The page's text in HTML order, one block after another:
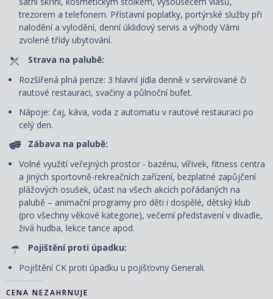
trezorem a telefonem. Přístavní poplatky, portýrské služby při
nalodění a vylodění, denní úklidový servis a výhody Vámi
zvolené třídy ubytování.
Strava na palubě:
Rozšířená plná penze: 3 hlavní jídla denně v servírované či
rautové restauraci, svačiny a půlnoční bufet.
Nápoje: čaj, káva, voda z automatu v rautové restauraci po
celý den.
Zábava na palubě:
Volné využití veřejných prostor - bazénu, vířivek, fitness centra
a jiných sportovně-rekreačních zařízení, bezplatné zapůjčení
plážových osušek, účast na všech akcích pořádaných na
palubě – animační programy pro děti i dospělé, dětský klub
(pro všechny věkové kategorie), večerní představení v divadle,
živá hudba, lekce tance apod.
Pojištění proti úpadku:
Pojištění CK proti úpadku u pojišťovny Generali.
CENA NEZAHRNUJE